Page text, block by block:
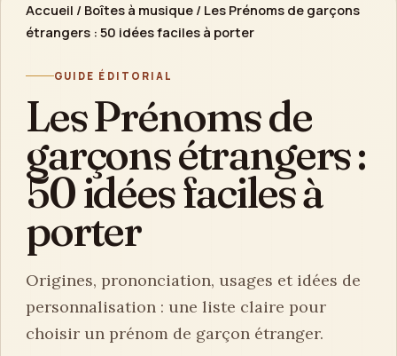
Accueil / Boîtes à musique / Les Prénoms de garçons
étrangers : 50 idées faciles à porter
GUIDE ÉDITORIAL
Les Prénoms de
garçons étrangers :
50 idées faciles à
porter
Origines, prononciation, usages et idées de
personnalisation : une liste claire pour
choisir un prénom de garçon étranger.